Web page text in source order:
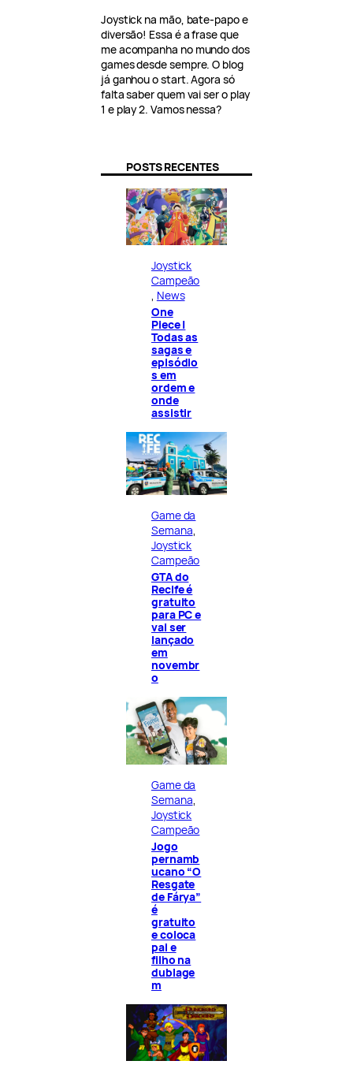
Joystick na mão, bate-papo e
diversão! Essa é a frase que
me acompanha no mundo dos
games desde sempre. O blog
já ganhou o start. Agora só
falta saber quem vai ser o play
1 e play 2. Vamos nessa?
POSTS RECENTES
Joystick
Campeão
News
One
Piece |
Todas as
sagas e
episódio
s em
ordem e
onde
assistir
Game da
Semana
Joystick
Campeão
GTA do
Recife é
gratuito
para PC e
vai ser
lançado
em
novembr
o
Game da
Semana
Joystick
Campeão
Jogo
pernamb
ucano “O
Resgate
de Fárya”
é
gratuito
e coloca
pai e
filho na
dublage
m